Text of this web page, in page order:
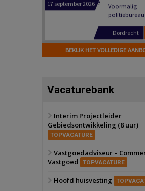
17 september 2026
Voormalig
politiebureau
Hilversum
17 september 2026
Voormalig
Zwanenburg
6 oktober 2026
BEKIJK HET VOLLEDIGE
Vacaturebank
Interim Projectleider
Gebiedsontwikkeling (8 uur)
TOPVACATURE
Vastgoedadviseur –
Vastgoed
TOPVACATURE
Hoofd huisvesting